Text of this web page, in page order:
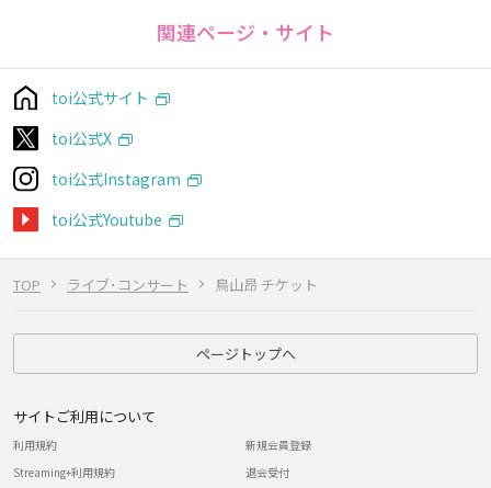
TOP ライブ･コンサート 鳥山昂 チケット
関連ページ・サイト
toi公式サイト
toi公式X
toi公式Instagram
toi公式Youtube
ページトップへ
サイトご利用について
利用規約
Streaming+利用規約
新規会員登録
退会受付